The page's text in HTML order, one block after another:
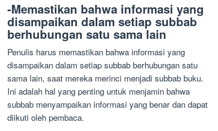
-Memastikan bahwa informasi yang
disampaikan dalam setiap subbab
berhubungan satu sama lain
Penulis harus memastikan bahwa informasi yang
disampaikan dalam setiap subbab berhubungan satu
sama lain, saat mereka merinci menjadi subbab buku.
Ini adalah hal yang penting untuk menjamin bahwa
subbab menyampaikan informasi yang benar dan dapat
diikuti oleh pembaca.